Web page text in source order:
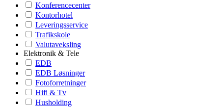
Konferencecenter
Kontorhotel
Leveringsservice
Trafikskole
Valutaveksling
Elektronik & Tele
EDB
EDB Løsninger
Fotoforretninger
Hifi & Tv
Husholding